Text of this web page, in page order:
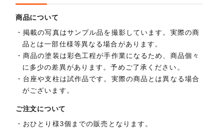
商品について
掲載の写真はサンプル品を撮影しています。実際の商
品とは一部仕様等異なる場合があります。
商品の塗装は彩色工程が手作業になるため、商品個々
に多少の差異があります。予めご了承ください。
台座や支柱は試作品です。実際の商品とは異なる場合
がございます。
ご注文について
おひとり様3個までの販売となります。